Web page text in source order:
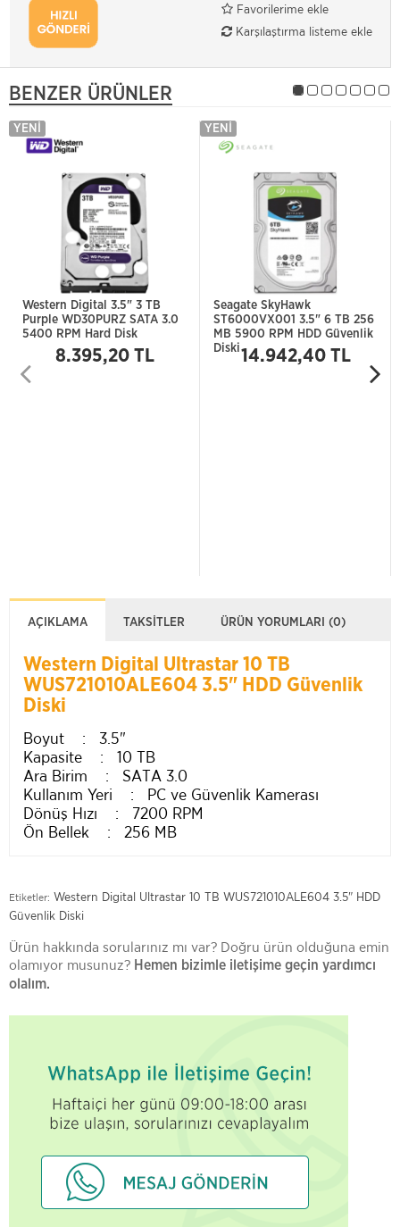
Favorilerime ekle
Karşılaştırma listeme ekle
BENZER ÜRÜNLER
Western Digital 3.5" 3 TB
Purple WD30PURZ SATA 3.0
5400 RPM Hard Disk
8.395,20 TL
YENI
Seagate SkyHawk
ST6000VX001 3.5" 6 TB 256
MB 5900 RPM HDD Güvenlik
Diski14.942,40 TL
YENI
AÇIKLAMA TAKSITLER ÜRÜN YORUMLARI (0)
Western Digital Ultrastar 10 TB
WUS721010ALE604 3.5" HDD Güvenlik
Diski
Boyut : 3.5"
Kapasite : 10 TB
Ara Birim : SATA 3.0
Kullanım Yeri : PC ve Güvenlik Kamerası
Dönüş Hızı : 7200 RPM
Ön Bellek : 256 MB
Etiketler: Western Digital Ultrastar 10 TB WUS721010ALE604 3.5" HDD
Güvenlik Diski
Ürün hakkında sorularınız mı var? Doğru ürün olduğuna emin
olamıyor musunuz? Hemen bizimle iletişime geçin yardımcı
olalım.